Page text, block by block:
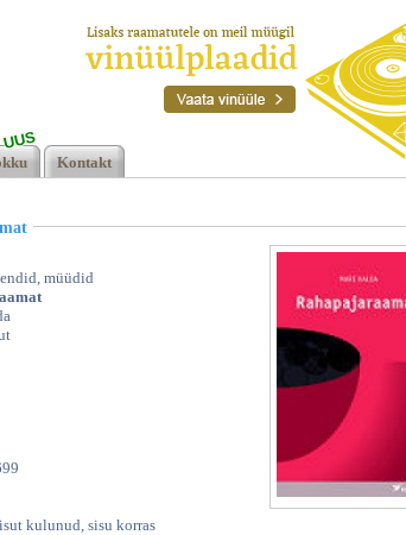
UUS
Kontakt
müüdid
kulunud, sisu korras